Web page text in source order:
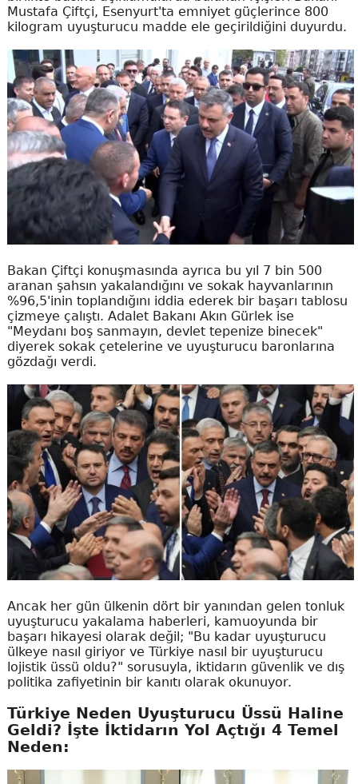
Mustafa Çiftçi, Esenyurt'ta emniyet güçlerince 800
kilogram uyuşturucu madde ele geçirildiğini duyurdu.
Bakan Çiftçi konuşmasında ayrıca bu yıl 7 bin 500
aranan şahsın yakalandığını ve sokak hayvanlarının
%96,5'inin toplandığını iddia ederek bir başarı tablosu
çizmeye çalıştı. Adalet Bakanı Akın Gürlek ise
"Meydanı boş sanmayın, devlet tepenize binecek"
diyerek sokak çetelerine ve uyuşturucu baronlarına
gözdağı verdi.
Ancak her gün ülkenin dört bir yanından gelen tonluk
uyuşturucu yakalama haberleri, kamuoyunda bir
başarı hikayesi olarak değil; "Bu kadar uyuşturucu
ülkeye nasıl giriyor ve Türkiye nasıl bir uyuşturucu
lojistik üssü oldu?" sorusuyla, iktidarın güvenlik ve dış
politika zafiyetinin bir kanıtı olarak okunuyor.
Türkiye Neden Uyuşturucu Üssü Haline
Geldi? İşte İktidarın Yol Açtığı 4 Temel
Neden: